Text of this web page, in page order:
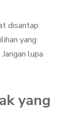
disantap
yang
lupa
yang